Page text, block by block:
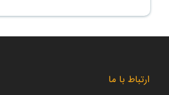
سیستم تغذیه کاغذ پیشرفته
ارتباط با ما